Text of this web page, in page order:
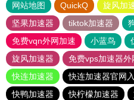
网站地图 QuickQ 旋风加
坚果加速器
tiktok加速器
免费vqn外网加速
小蓝鸟
旋风加速器
免费vps加速器外
快连加速器
快连加速器官网
快鸭加速器
快柠檬加速器